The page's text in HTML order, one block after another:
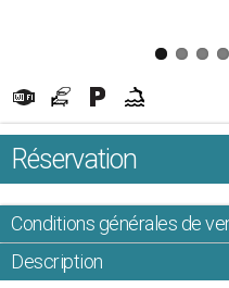
Réservation
Conditions générales de
Description